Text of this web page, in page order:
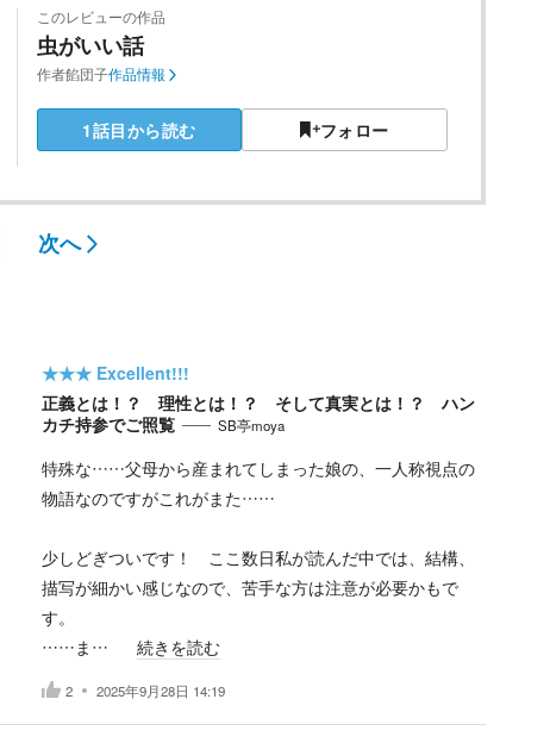
このレビューの作品
虫がいい話
作者餡団子作品情報
1話目から読む フォロー
次へ
★★★ Excellent!!!
正義とは！？ 理性とは！？ そして真実とは！？ ハン
カチ持参でご照覧
SB亭moya
特殊な……父母から産まれてしまった娘の、一人称視点の
物語なのですがこれがまた……
少しどぎついです！ ここ数日私が読んだ中では、結構、
描写が細かい感じなので、苦手な方は注意が必要かもで
す。
……ま…
続きを読む
2 2025年9月28日 14:19